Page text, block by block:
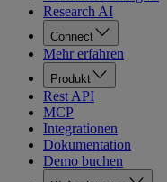
Research AI
Connect
Mehr erfahren
Produkt
Rest API
MCP
Integrationen
Dokumentation
Demo buchen